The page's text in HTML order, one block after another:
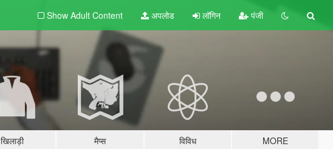
Show Adult Content अपलोड लॉगिन पंजी
खिलाड़ी मैप्स विविध MORE